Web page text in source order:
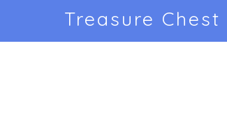
Treasure Chest